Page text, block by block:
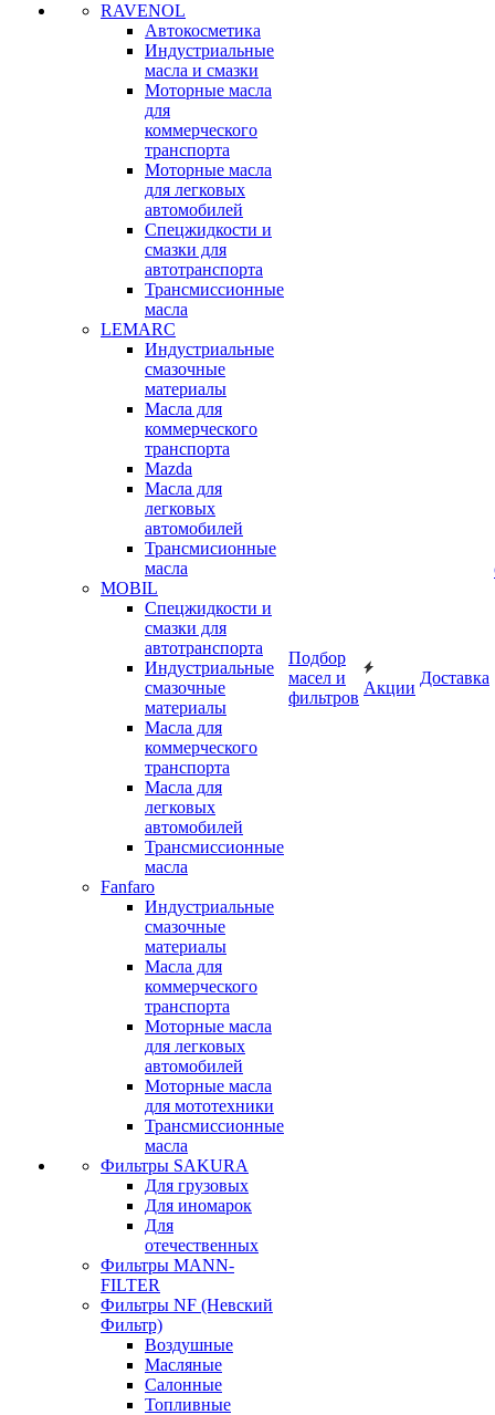
RAVENOL
Автокосметика
Индустриальные
масла и смазки
Моторные масла
для
коммерческого
транспорта
Моторные масла
для легковых
автомобилей
Спецжидкости и
смазки для
автотранспорта
Трансмиссионные
масла
LEMARC
Индустриальные
смазочные
материалы
Масла для
коммерческого
транспорта
Mazda
Масла для
легковых
автомобилей
Трансмисионные
масла
MOBIL
Cпецжидкости и
смазки для
автотранспорта
Индустриальные
смазочные
материалы
Масла для
коммерческого
транспорта
Масла для
легковых
автомобилей
Трансмиссионные
масла
Fanfaro
Индустриальные
смазочные
материалы
Масла для
коммерческого
транспорта
Моторные масла
для легковых
автомобилей
Моторные масла
для мототехники
Трансмиссионные
масла
Фильтры SAKURA
Для грузовых
Для иномарок
Для
отечественных
Фильтры MANN-
FILTER
Фильтры NF (Невский
Фильтр)
Воздушные
Масляные
Салонные
Топливные
Подбор
масел и
фильтров
Акции
Доставка